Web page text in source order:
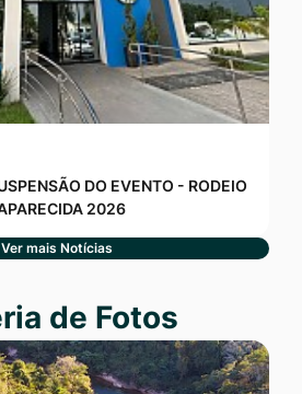
DO EVENTO - RODEIO
2026
Ver mais Notícias
Fotosde Fotos